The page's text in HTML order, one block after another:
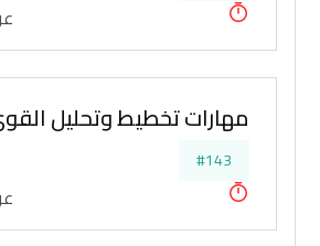
مهارات تخطيط وتحليل
#143